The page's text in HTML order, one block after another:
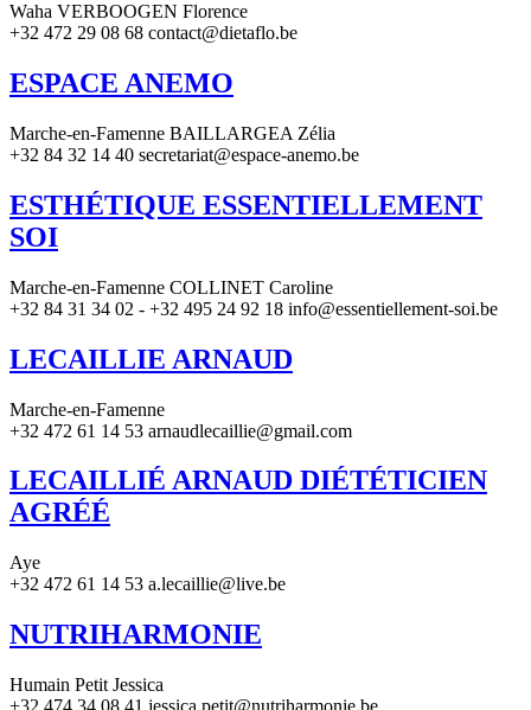
Waha VERBOOGEN Florence
+32 472 29 08 68 contact@dietaflo.be
ESPACE ANEMO
Marche-en-Famenne BAILLARGEA Zélia
+32 84 32 14 40 secretariat@espace-anemo.be
ESTHÉTIQUE ESSENTIELLEMENT
SOI
Marche-en-Famenne COLLINET Caroline
+32 84 31 34 02 - +32 495 24 92 18 info@essentiellement-soi.be
LECAILLIE ARNAUD
Marche-en-Famenne
+32 472 61 14 53 arnaudlecaillie@gmail.com
LECAILLIÉ ARNAUD DIÉTÉTICIEN
AGRÉÉ
Aye
+32 472 61 14 53 a.lecaillie@live.be
NUTRIHARMONIE
Humain Petit Jessica